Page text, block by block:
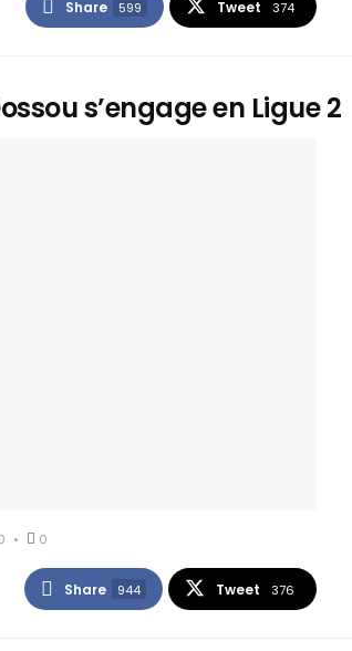
Share 599 Tweet 374
s’engage en Ligue 2
0
Share 944 Tweet 376